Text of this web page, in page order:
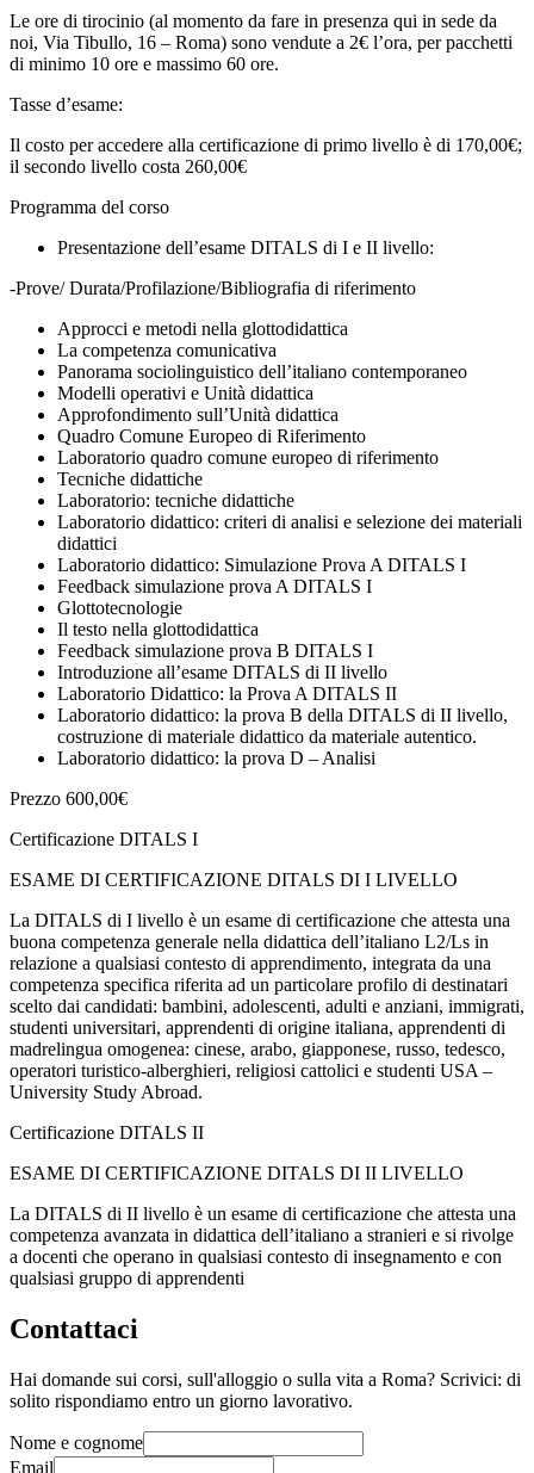
Le ore di tirocinio (al momento da fare in presenza qui in sede da
noi, Via Tibullo, 16 – Roma) sono vendute a 2€ l’ora, per pacchetti
di minimo 10 ore e massimo 60 ore.
Tasse d’esame:
Il costo per accedere alla certificazione di primo livello è di 170,00€;
il secondo livello costa 260,00€
Programma del corso
Presentazione dell’esame DITALS di I e II livello:
-Prove/ Durata/Profilazione/Bibliografia di riferimento
Approcci e metodi nella glottodidattica
La competenza comunicativa
Panorama sociolinguistico dell’italiano contemporaneo
Modelli operativi e Unità didattica
Approfondimento sull’Unità didattica
Quadro Comune Europeo di Riferimento
Laboratorio quadro comune europeo di riferimento
Tecniche didattiche
Laboratorio: tecniche didattiche
Laboratorio didattico: criteri di analisi e selezione dei materiali
didattici
Laboratorio didattico: Simulazione Prova A DITALS I
Feedback simulazione prova A DITALS I
Glottotecnologie
Il testo nella glottodidattica
Feedback simulazione prova B DITALS I
Introduzione all’esame DITALS di II livello
Laboratorio Didattico: la Prova A DITALS II
Laboratorio didattico: la prova B della DITALS di II livello,
costruzione di materiale didattico da materiale autentico.
Laboratorio didattico: la prova D – Analisi
Prezzo 600,00€
Certificazione DITALS I
ESAME DI CERTIFICAZIONE DITALS DI I LIVELLO
La DITALS di I livello è un esame di certificazione che attesta una
buona competenza generale nella didattica dell’italiano L2/Ls in
relazione a qualsiasi contesto di apprendimento, integrata da una
competenza specifica riferita ad un particolare profilo di destinatari
scelto dai candidati: bambini, adolescenti, adulti e anziani, immigrati,
studenti universitari, apprendenti di origine italiana, apprendenti di
madrelingua omogenea: cinese, arabo, giapponese, russo, tedesco,
operatori turistico-alberghieri, religiosi cattolici e studenti USA –
University Study Abroad.
Certificazione DITALS II
ESAME DI CERTIFICAZIONE DITALS DI II LIVELLO
La DITALS di II livello è un esame di certificazione che attesta una
competenza avanzata in didattica dell’italiano a stranieri e si rivolge
a docenti che operano in qualsiasi contesto di insegnamento e con
qualsiasi gruppo di apprendenti
Contattaci
Hai domande sui corsi, sull'alloggio o sulla vita a Roma? Scrivici: di
solito rispondiamo entro un giorno lavorativo.
Nome e cognome
Email